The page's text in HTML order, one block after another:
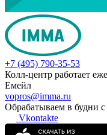
+7 (495) 790-35-53
Колл-центр работает
Емейл
vopros@imma.ru
Обрабатываем в будни
Vkontakte